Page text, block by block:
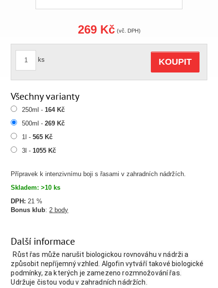
Přípravek k intenzivnímu boji s řasami v zahradních nádržích.
Skladem: >10 ks
DPH: 21 %
Bonus klub:2 body
269 Kč (vč. DPH)
ks KOUPIT
Všechny varianty
250ml -164 Kč
500ml -269 Kč
1l -565 Kč
3l -1055 Kč
Další informace
Růst řas může narušit biologickou rovnováhu v nádrži a
způsobit nepříjemný vzhled. Algofin vytváří takové biologické
podmínky, za kterých je zamezeno rozmnožování řas.
Udržuje čistou vodu v zahradních nádržích.